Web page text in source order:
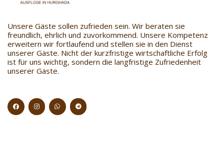
Unsere Gäste sollen zufrieden sein. Wir beraten sie
freundlich, ehrlich und zuvorkommend. Unsere Kompetenz
erweitern wir fortlaufend und stellen sie in den Dienst
unserer Gäste. Nicht der kurzfristige wirtschaftliche Erfolg
ist für uns wichtig, sondern die langfristige Zufriedenheit
unserer Gäste.